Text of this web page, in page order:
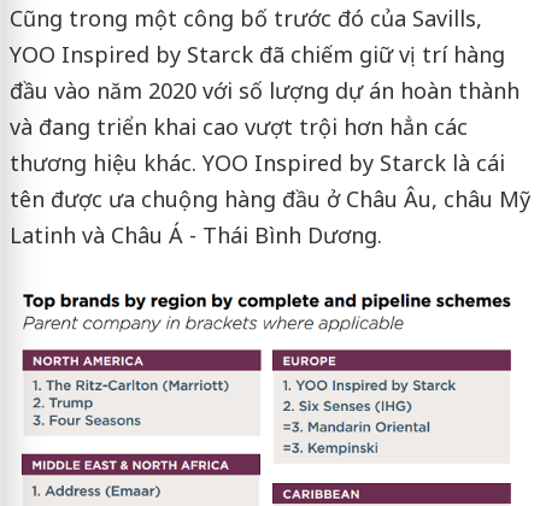
Cũng trong một công bố trước đó của Savills,
YOO Inspired by Starck đã chiếm giữ vị trí hàng
đầu vào năm 2020 với số lượng dự án hoàn thành
và đang triển khai cao vượt trội hơn hẳn các
thương hiệu khác. YOO Inspired by Starck là cái
tên được ưa chuộng hàng đầu ở Châu Âu, châu Mỹ
Latinh và Châu Á - Thái Bình Dương.